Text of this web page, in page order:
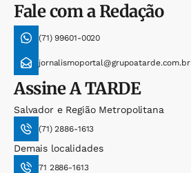
Fale com a Redação
(71) 99601-0020
jornalismoportal@grupoatarde.com.br
AssineA TARDE
Salvador e Região Metropolitana
(71) 2886-1613
Demais localidades
71 2886-1613